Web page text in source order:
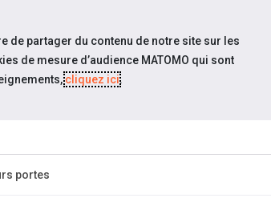
ESPACE
portes
de partager du contenu de notre site sur les
de mesure d’audience MATOMO qui sont
cliquez ici.